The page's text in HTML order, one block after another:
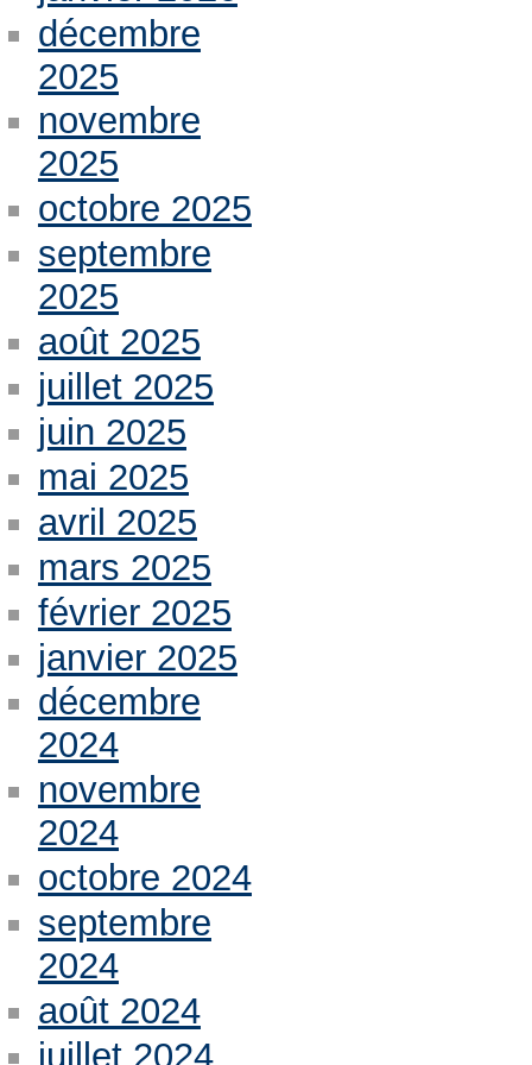
décembre
2025
novembre
2025
octobre 2025
septembre
2025
août 2025
juillet 2025
juin 2025
mai 2025
avril 2025
mars 2025
février 2025
janvier 2025
décembre
2024
novembre
2024
octobre 2024
septembre
2024
août 2024
juillet 2024